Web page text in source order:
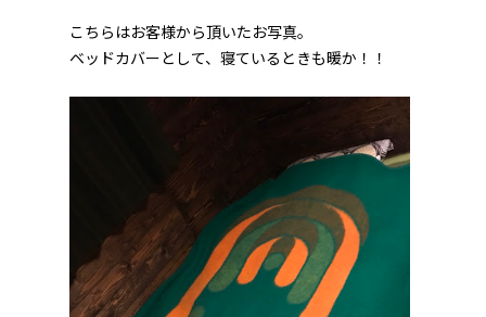
こちらはお客様から頂いたお写真。
ベッドカバーとして、寝ているときも暖か！！